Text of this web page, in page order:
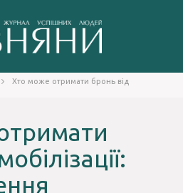
Хто може отримати бронь від